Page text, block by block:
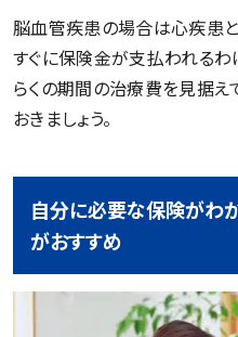
脳血管疾患の場合は心疾患
すぐに保険金が支払われるわ
らくの期間の治療費を見据え
おきましょう。
自分に必要な保険がわ
がおすすめ